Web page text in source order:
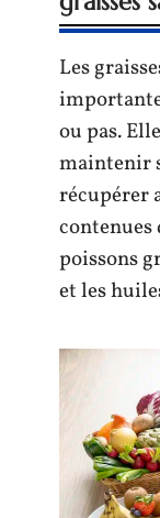
Les
ou pas.
maintenir
récupérer
contenues
poissons
et les